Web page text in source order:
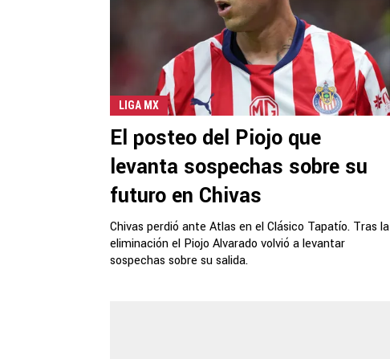
LIGA MX
El posteo del Piojo que
levanta sospechas sobre su
futuro en Chivas
Chivas perdió ante Atlas en el Clásico Tapatío. Tras la
eliminación el Piojo Alvarado volvió a levantar
sospechas sobre su salida.